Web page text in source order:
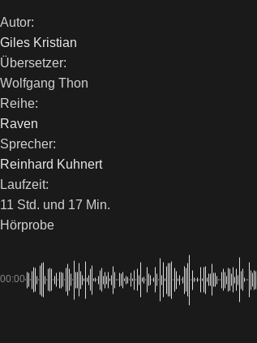
Autor:
Giles Kristian
Übersetzer:
Wolfgang Thon
Reihe:
Raven
Sprecher:
Reinhard Kuhnert
Laufzeit:
11 Std. und 17 Min.
Hörprobe
00:00